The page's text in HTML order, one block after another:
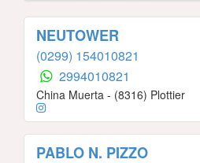
NEUTOWER
(0299) 154010821
2994010821
China Muerta - (8316) Plottier
PABLO N. PIZZO